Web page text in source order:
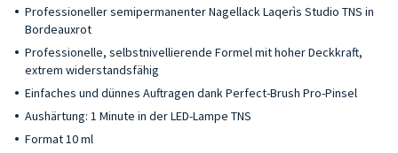
Professioneller semipermanenter Nagellack Laqerìs Studio TNS in
Bordeauxrot
Professionelle, selbstnivellierende Formel mit hoher Deckkraft,
extrem widerstandsfähig
Einfaches und dünnes Auftragen dank Perfect-Brush Pro-Pinsel
Aushärtung: 1 Minute in der LED-Lampe TNS
Format 10 ml